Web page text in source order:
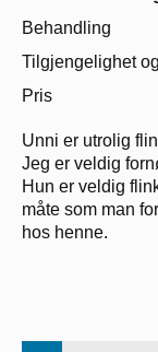
Behandling
Tilgjengelighet
Pris
Unni er utrolig
Jeg er veldig
Hun er veldig
måte som man
hos henne.